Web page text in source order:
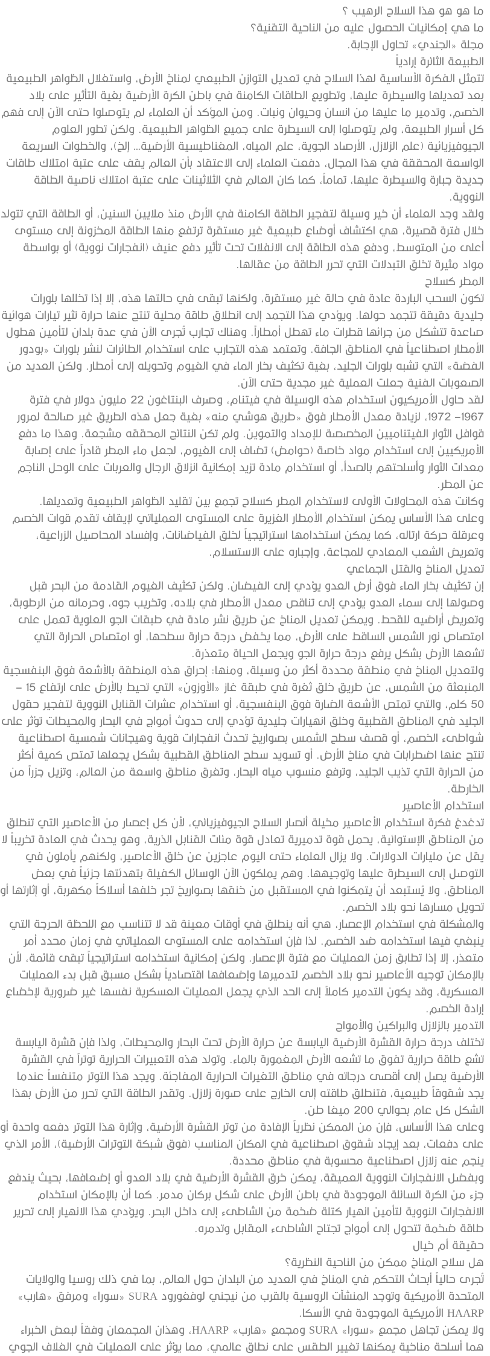
ما هو هو هذا السلاح الرهيب ؟
ما هي إمكانيات الحصول عليه من الناحية التقنية؟
مجلة «الجندي» تحاول الإجابة.
الطبيعة الثائرة إرادياً
تتمثل الفكرة الأساسية لهذا السلاح في تعديل التوازن الطبيعي لمناخ الأرض، واستغلال الظواهر الطبيعية
بعد تعديلها والسيطرة عليها، وتطويع الطاقات الكامنة في باطن الكرة الأرضية بغية التأثير على بلاد
الخصم، وتدمير ما عليها من انسان وحيوان ونبات. ومن المؤكد أن العلماء لم يتوصلوا حتى الآن إلى فهم
كل أسرار الطبيعة، ولم يتوصلوا إلى السيطرة على جميع الظواهر الطبيعية. ولكن تطور العلوم
الجيوفيزيائية (علم الزلازل، الأرصاد الجوية، علم المياه، المغناطيسية الأرضية… إلخ)، والخطوات السريعة
الواسعة المحققة في هذا المجال، دفعت العلماء إلى الاعتقاد بأن العالم يقف على عتبة امتلاك طاقات
جديدة جبارة والسيطرة عليها، تماماً، كما كان العالم في الثلاثينات على عتبة امتلاك ناصية الطاقة
النووية.
ولقد وجد العلماء أن خير وسيلة لتفجير الطاقة الكامنة في الأرض منذ ملايين السنين، أو الطاقة التي تتولد
خلال فترة قصيرة، هي اكتشاف أوضاع طبيعية غير مستقرة ترتفع منها الطاقة المخزونة إلى مستوى
أعلى من المتوسط، ودفع هذه الطاقة إلى الانفلات تحت تأثير دفع عنيف (انفجارات نووية) أو بواسطة
مواد مثيرة تخلق التبدلات التي تحرر الطاقة من عقالها.
المطر كسلاح
تكون السحب الباردة عادة في حالة غير مستقرة، ولكنها تبقى في حالتها هذه، إلا إذا تخللها بلورات
جليدية دقيقة تتجمد حولها. ويؤدي هذا التجمد إلى انطلاق طاقة محلية تنتج عنها حرارة تثير تيارات هوائية
صاعدة تتشكل من جرائها قطرات ماء تهطل أمطاراً. وهناك تجارب تُجرى الآن في عدة بلدان لتأمين هطول
الأمطار اصطناعياً في المناطق الجافة. وتعتمد هذه التجارب على استخدام الطائرات لنشر بلورات «بودور
الفضة» التي تشبه بلورات الجليد، بغية تكثيف بخار الماء في الغيوم وتحويله إلى أمطار. ولكن العديد من
الصعوبات الفنية جعلت العملية غير مجدية حتى الآن.
لقد حاول الأمريكيون استخدام هذه الوسيلة في فيتنام، وصرف البنتاغون 22 مليون دولار في فترة
1967– 1972، لزيادة معدل الأمطار فوق «طريق هوشي منه» بغية جعل هذه الطريق غير صالحة لمرور
قوافل الثوار الفيتناميين المخصصة للإمداد والتموين. ولم تكن النتائج المحققه مشجعة. وهذا ما دفع
الأمريكيين إلى استخدام مواد خاصة (حوامض) تضاف إلى الغيوم، لجعل ماء المطر قادراً على إصابة
معدات الثوار وأسلحتهم بالصدأ، أو استخدام مادة تزيد إمكانية انزلاق الرجال والعربات على الوحل الناجم
عن المطر.
وكانت هذه المحاولات الأولى لاستخدام المطر كسلاح تجمع بين تقليد الظواهر الطبيعية وتعديلها.
وعلى هذا الأساس يمكن استخدام الأمطار الغزيرة على المستوى العملياتي لإيقاف تقدم قوات الخصم
وعرقلة حركة ارتاله، كما يمكن استخدامها استراتيجياً لخلق الفياضانات، وإفساد المحاصيل الزراعية،
وتعريض الشعب المعادي للمجاعة، وإجباره على الاستسلام.
تعديل المناخ والقتل الجماعي
إن تكثيف بخار الماء فوق أرض العدو يؤدي إلى الفيضان. ولكن تكثيف الغيوم القادمة من البحر قبل
وصولها إلى سماء العدو يؤدي إلى تناقص معدل الأمطار في بلاده، وتخريب جوه، وحرمانه من الرطوبة،
وتعريض أراضيه للقحط. ويمكن تعديل المناخ عن طريق نشر مادة في طبقات الجو العلوية تعمل على
امتصاص نور الشمس الساقط على الأرض، مما يخفض درجة حرارة سطحها، أو امتصاص الحرارة التي
تشعها الأرض بشكل يرفع درجة حرارة الجو ويجعل الحياة متعذرة.
ولتعديل المناخ في منطقة محددة أكثر من وسيلة، ومنها: إحراق هذه المنطقة بالأشعة فوق البنفسجية
المنبعثة من الشمس، عن طريق خلق ثغرة في طبقة غاز «الأوزون» التي تحيط بالأرض على ارتفاع 15 –
50 كلم، والتي تمتص الأشعة الضارة فوق البنفسجية، أو استخدام عشرات القنابل النووية لتفجير حقول
الجليد في المناطق القطبية وخلق انهيارات جليدية تؤدي إلى حدوث أمواج في البحار والمحيطات تؤثر على
شواطىء الخصم، أو قصف سطح الشمس بصواريخ تحدث انفجارات قوية وهيجانات شمسية اصطناعية
تنتج عنها اضطرابات في مناخ الأرض. أو تسويد سطح المناطق القطبية بشكل يجعلها تمتص كمية أكثر
من الحرارة التي تذيب الجليد، وترفع منسوب مياه البحار، وتغرق مناطق واسعة من العالم، وتزيل جزراً من
الخارطة.
استخدام الأعاصير
تدغدغ فكرة استخدام الأعاصير مخيلة أنصار السلاح الجيوفيزيائي، لأن كل إعصار من الأعاصير التي تنطلق
من المناطق الإستوائية، يحمل قوة تدميرية تعادل قوة مئات القنابل الذرية، وهو يحدث في العادة تخريباً لا
يقل عن مليارات الدولارات. ولا يزال العلماء حتى اليوم عاجزين عن خلق الأعاصير، ولكنهم يأملون في
التوصل إلى السيطرة عليها وتوجيهها. وهم يملكون الآن الوسائل الكفيلة بتهدئتها جزئياً في بعض
المناطق، ولا يُستبعد أن يتمكنوا في المستقبل من خنقها بصواريخ تجر خلفها أسلاكاً مكهربة، أو إثارتها أو
تحويل مسارها نحو بلاد الخصم.
والمشكلة في استخدام الإعصار، هي أنه ينطلق في أوقات معينة قد لا تتناسب مع اللحظة الحرجة التي
ينبغي فيها استخدامه ضد الخصم. لذا فإن استخدامه على المستوى العملياتي في زمان محدد أمر
متعذر، إلا إذا تطابق زمن العمليات مع فترة الإعصار. ولكن إمكانية استخدامه استراتيجياً تبقى قائمة، لأن
بالإمكان توجيه الأعاصير نحو بلاد الخصم لتدميرها وإضعافها اقتصادياً بشكل مسبق قبل بدء العمليات
العسكرية، وقد يكون التدمير كاملاً إلى الحد الذي يجعل العمليات العسكرية نفسها غير ضرورية لإخضاع
إرادة الخصم.
التدمير بالزلازل والبراكين والأمواج
تختلف درجة حرارة القشرة الأرضية اليابسة عن حرارة الأرض تحت البحار والمحيطات، ولذا فإن قشرة اليابسة
تشع طاقة حرارية تفوق ما تشعه الأرض المغمورة بالماء. وتولد هذه التعبيرات الحرارية توتراً في القشرة
الأرضية يصل إلى أقصى درجاته في مناطق التغيرات الحرارية المفاجئة. ويجد هذا التوتر متنفساً عندما
يجد شقوقاً طبيعية، فتنطلق طاقته إلى الخارج على صورة زلازل. وتقدر الطاقة التي تحرر من الأرض بهذا
الشكل كل عام بحوالي 200 ميغا طن.
وعلى هذا الأساس، فإن من الممكن نظرياً الإفادة من توتر القشرة الأرضية، وإثارة هذا التوتر دفعه واحدة أو
على دفعات، بعد إيجاد شقوق اصطناعية في المكان المناسب (فوق شبكة التوترات الأرضية)، الأمر الذي
ينجم عنه زلازل اصطناعية محسوبة في مناطق محددة.
وبفضل الانفجارات النووية العميقة، يمكن خرق القشرة الأرضية في بلاد العدو أو إضعافها، بحيث يندفع
جزء من الكرة السائلة الموجودة في باطن الأرض على شكل بركان مدمر. كما أن بالإمكان استخدام
الانفجارات النووية لتأمين انهيار كتلة ضخمة من الشاطىء إلى داخل البحر. ويؤدي هذا الانهيار إلى تحرير
طاقة ضخمة تتحول إلى أمواج تجتاح الشاطىء المقابل وتدمره.
حقيقة أم خيال
هل سلاح المناخ ممكن من الناحية النظرية؟
تُجرى حالياً أبحاث التحكم في المناخ في العديد من البلدان حول العالم، بما في ذلك روسيا والولايات
المتحدة الأمريكية وتوجد المنشآت الروسية بالقرب من نيجني لوفغورود SURA «سورا» ومرفق «هارب»
HAARP الأمريكية الموجودة في الأسكا.
ولا يمكن تجاهل مجمع «سورا» SURA ومجمع «هارب» HAARP، وهذان المجمعان وفقاً لبعض الخبراء
هما أسلحة مناخية يمكنها تغيير الطقس على نطاق عالمي، مما يؤثر على العمليات في الغلاف الجوي